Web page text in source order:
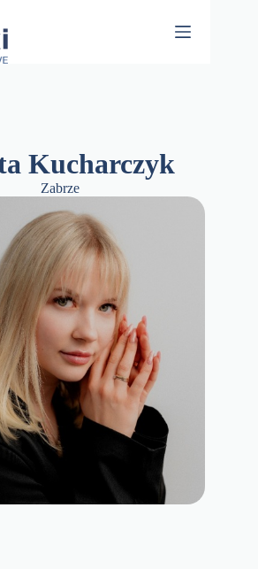
Kucharczyk
Zabrze